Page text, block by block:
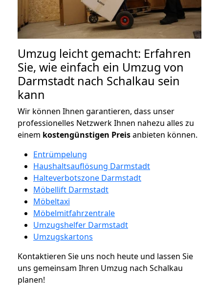
Umzug leicht gemacht: Erfahren
Sie, wie einfach ein Umzug von
Darmstadt nach Schalkau sein
kann
Wir können Ihnen garantieren, dass unser
professionelles Netzwerk Ihnen nahezu alles zu
einem kostengünstigen Preisanbieten können.
Entrümpelung
Haushaltsauflösung Darmstadt
Halteverbotszone Darmstadt
Möbellift Darmstadt
Möbeltaxi
Möbelmitfahrzentrale
Umzugshelfer Darmstadt
Umzugskartons
Kontaktieren Sie uns noch heute und lassen Sie
uns gemeinsam Ihren Umzug nach Schalkau
planen!